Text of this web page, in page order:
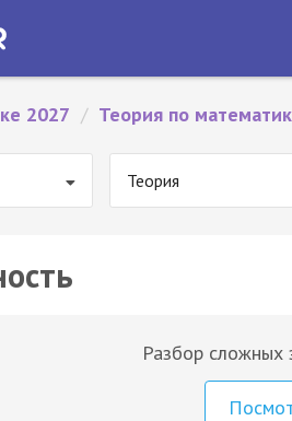
2027 / Теория по
Теория
Разбор сложных